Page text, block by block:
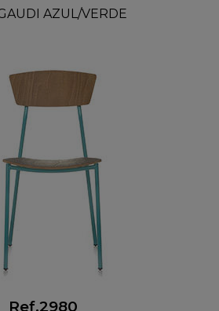
AZUL/VERDE
Ref.2980